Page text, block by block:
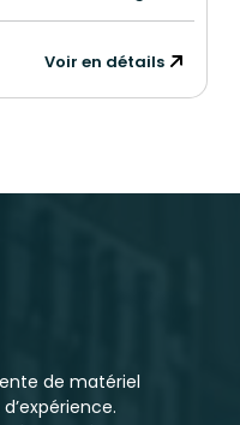
Voir en détails
de matériel